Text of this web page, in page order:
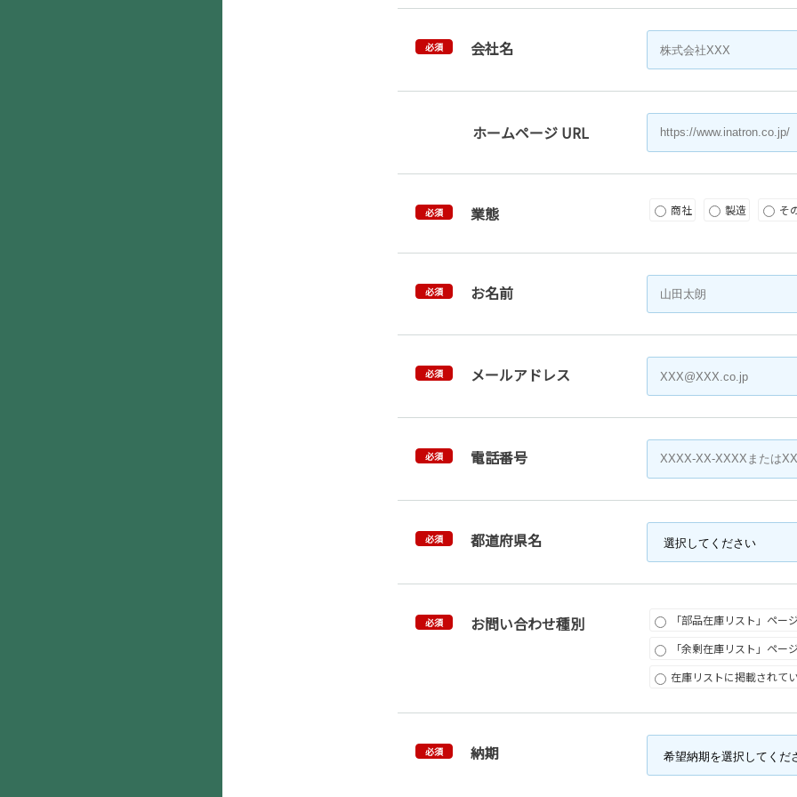
必須 会社名
ホームページ URL
必須 業態 商社 製造 そ
必須 お名前
必須 メールアドレス
必須 電話番号
必須 都道府県名
必須 お問い合わせ種別
「部品在庫リスト」ペー
「余剰在庫リスト」ペー
在庫リストに掲載されて
必須 納期